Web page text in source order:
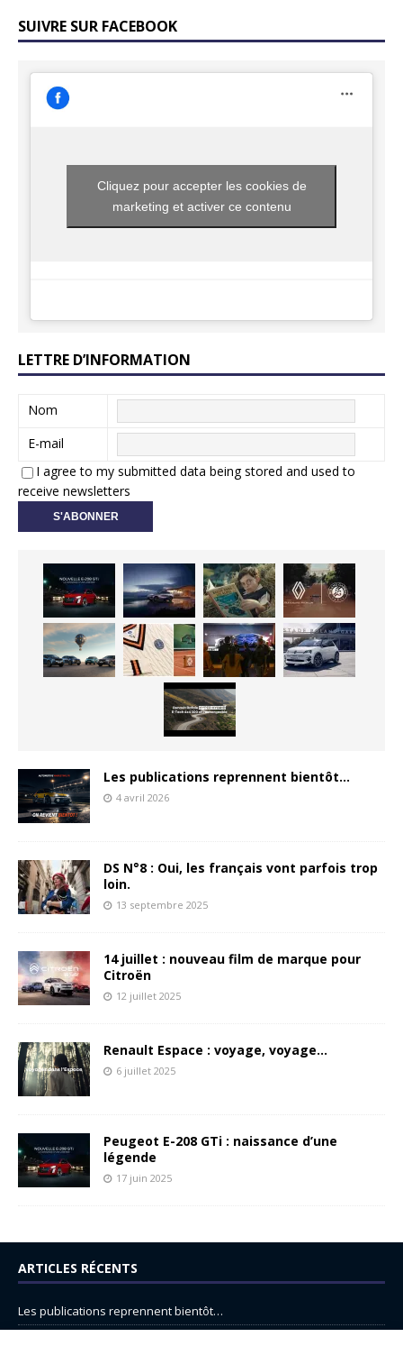
SUIVRE SUR FACEBOOK
Cliquez pour accepter les cookies de
marketing et activer ce contenu
LETTRE D’INFORMATION
Nom
E-mail
I agree to my submitted data being stored and used to
receive newsletters
Les publications reprennent bientôt…
4 avril 2026
DS N°8 : Oui, les français vont parfois trop
loin.
13 septembre 2025
14 juillet : nouveau film de marque pour
Citroën
12 juillet 2025
Renault Espace : voyage, voyage…
6 juillet 2025
Peugeot E-208 GTi : naissance d’une
légende
17 juin 2025
ARTICLES RÉCENTS
Les publications reprennent bientôt…